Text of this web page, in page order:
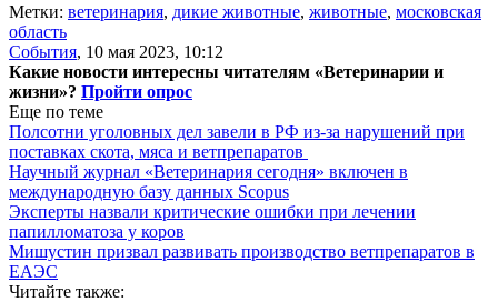
Метки: ветеринария, дикие животные, животные, московская
область
События, 10 мая 2023, 10:12
Какие новости интересны читателям «Ветеринарии и
жизни»? Пройти опрос
Еще по теме
Полсотни уголовных дел завели в РФ из-за нарушений при
поставках скота, мяса и ветпрепаратов
Научный журнал «Ветеринария сегодня» включен в
международную базу данных Scopus
Эксперты назвали критические ошибки при лечении
папилломатоза у коров
Мишустин призвал развивать производство ветпрепаратов в
ЕАЭС
Читайте также: